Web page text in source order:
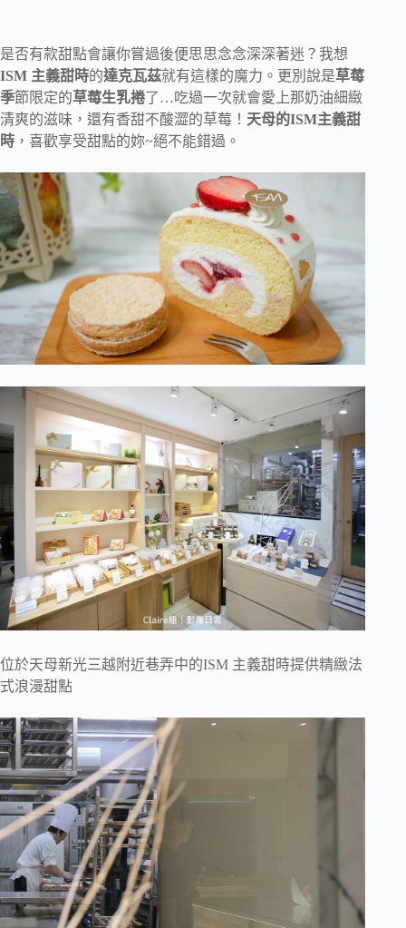
是否有款甜點會讓你嘗過後便思思念念深深著迷？我想
ISM 主義甜時的達克瓦茲就有這樣的魔力。更別說是草莓
季節限定的草莓生乳捲了…吃過一次就會愛上那奶油細緻
清爽的滋味，還有香甜不酸澀的草莓！ 天母的ISM主義甜
時 ，喜歡享受甜點的妳~絕不能錯過。
位於天母新光三越附近巷弄中的ISM 主義甜時提供精緻法
式浪漫甜點